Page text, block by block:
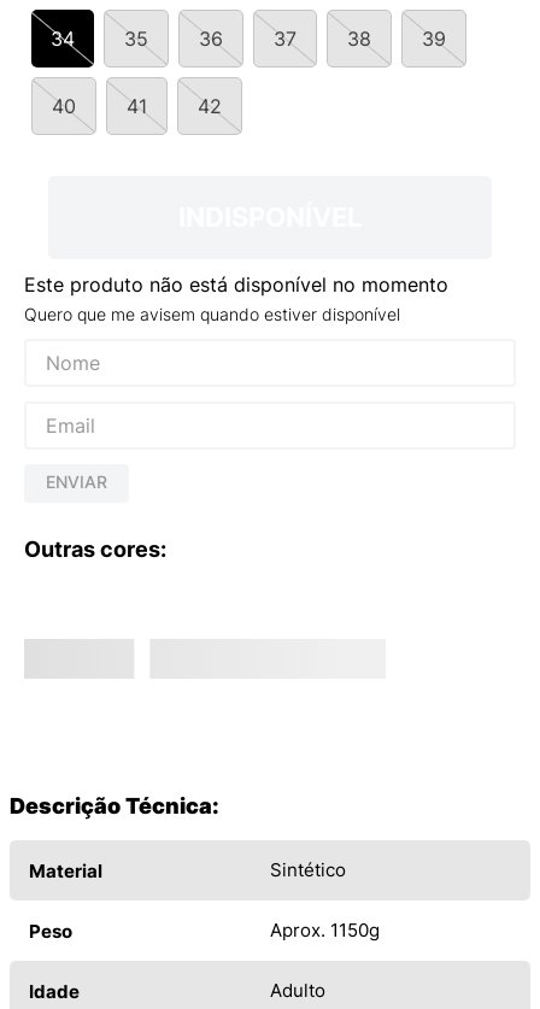
34 35 36 37 38 39
40 41 42
Este produto não está disponível no momento
Quero que me avisem quando estiver disponível
ENVIAR
Outras cores:
Descrição Técnica:
Material Sintético
Peso Aprox. 1150g
Idade Adulto
9º
NEW 530
10º VANS TÊNIS VANS ULTRARANGE